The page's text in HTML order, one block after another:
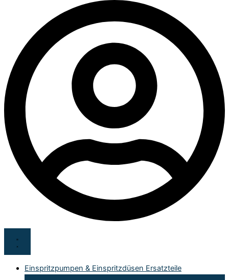
Einspritzpumpen & Einspritzdüsen Ersatzteile